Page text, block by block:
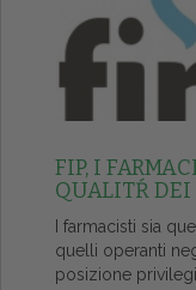
FIP, I
QUALITŔ DEI
I farmacisti sia
quelli operanti
posizione